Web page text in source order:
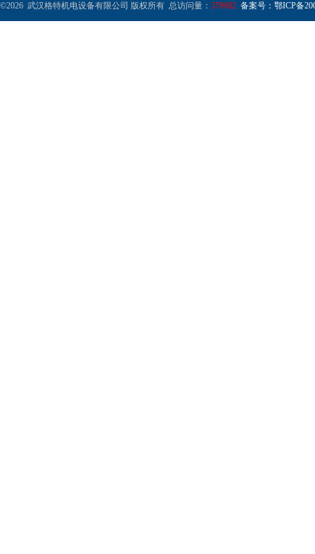
©2026 武汉格特机电设备有限公司 版权所有 总访问量： 378982 备案号：鄂ICP备